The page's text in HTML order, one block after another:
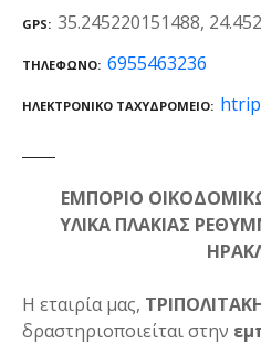
GPS 35.245220151488,
ΤΗΛΈΦΩΝΟ 6955463236
ΗΛΕΚΤΡΟΝΙΚΌ ΤΑΧΥΔΡΟΜΕΊΟ
ΕΜΠΟΡΙΟ
ΥΛΙΚΑ ΠΛΑΚΙΑΣ
Η εταιρία μας,
δραστηριοποιείται στην